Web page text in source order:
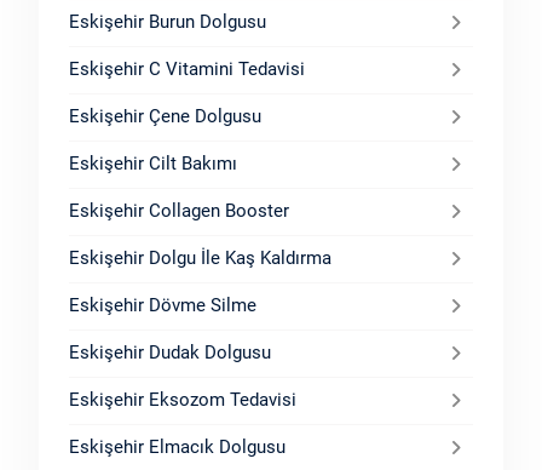
Eskişehir Burun Dolgusu
Eskişehir C Vitamini Tedavisi
Eskişehir Çene Dolgusu
Eskişehir Cilt Bakımı
Eskişehir Collagen Booster
Eskişehir Dolgu İle Kaş Kaldırma
Eskişehir Dövme Silme
Eskişehir Dudak Dolgusu
Eskişehir Eksozom Tedavisi
Eskişehir Elmacık Dolgusu